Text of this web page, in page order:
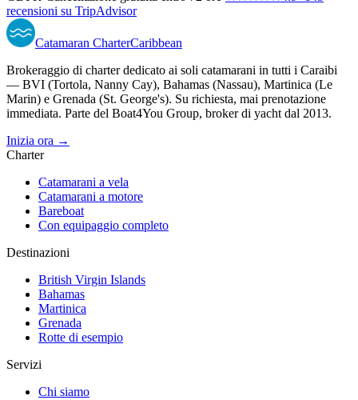
recensioni su TripAdvisor
Catamaran CharterCaribbean
Brokeraggio di charter dedicato ai soli catamarani in tutti i Caraibi
— BVI (Tortola, Nanny Cay), Bahamas (Nassau), Martinica (Le
Marin) e Grenada (St. George's). Su richiesta, mai prenotazione
immediata. Parte del Boat4You Group, broker di yacht dal 2013.
Inizia ora →
Charter
Catamarani a vela
Catamarani a motore
Bareboat
Con equipaggio completo
Destinazioni
British Virgin Islands
Bahamas
Martinica
Grenada
Rotte di esempio
Servizi
Chi siamo